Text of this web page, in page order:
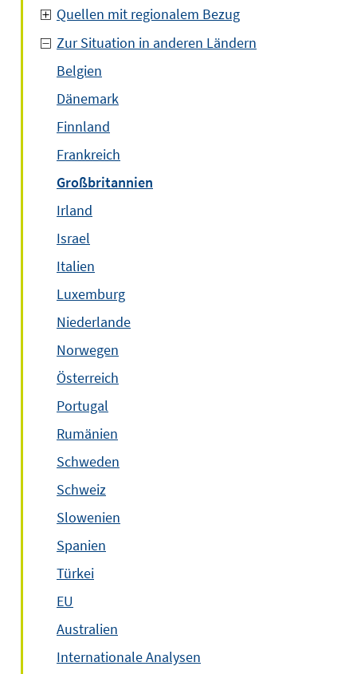
Quellen mit regionalem Bezug
Zur Situation in anderen Ländern
Belgien
Dänemark
Finnland
Frankreich
Großbritannien
Irland
Israel
Italien
Luxemburg
Niederlande
Norwegen
Österreich
Portugal
Rumänien
Schweden
Schweiz
Slowenien
Spanien
Türkei
EU
Australien
Internationale Analysen